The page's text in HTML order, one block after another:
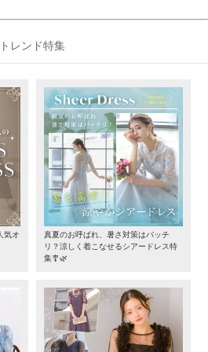
レンド特集
気オ
真夏のお呼ばれ、暑さ対策はバッチ
リ？涼しく着こなせるシアードレス特
集🎐🌿